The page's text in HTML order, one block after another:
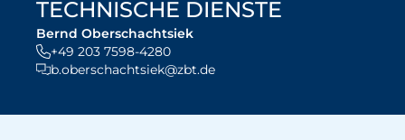
TECHNISCHE DIENSTE
Bernd Oberschachtsiek
+49 203 7598-4280
b.oberschachtsiek@zbt.de